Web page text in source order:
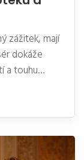
zážitek, mají
dokáže
a touhu
svých
salon, jaké
Fakta
formu